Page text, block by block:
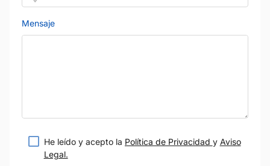
Mensaje
He leído y acepto la Política de Privacidad y Aviso
Legal.